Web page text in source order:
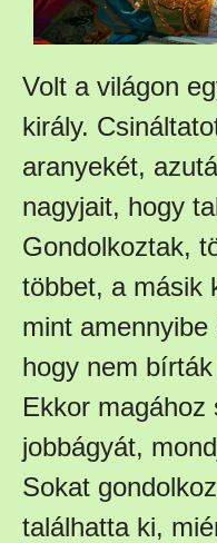
Volt a világon
király.
aranyekét,
nagyjait, hogy
Gondolkoztak,
többet, a másik
mint
hogy nem
Ekkor magához
jobbágyát,
Sokat
találhatta ki,